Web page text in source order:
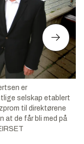
er
selskap etablert
til direktørene
at de får bli med på